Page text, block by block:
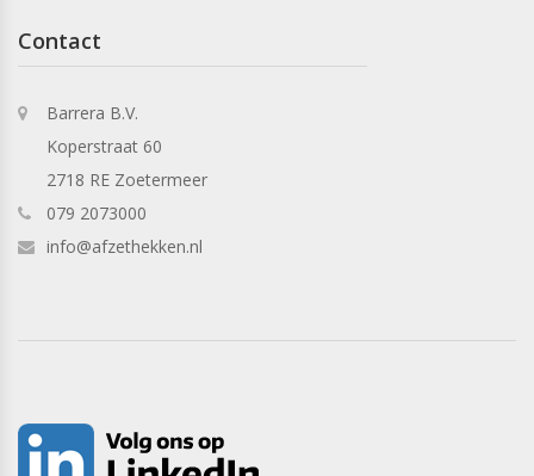
Contact
Barrera B.V.
Koperstraat 60
2718 RE Zoetermeer
079 2073000
info@afzethekken.nl